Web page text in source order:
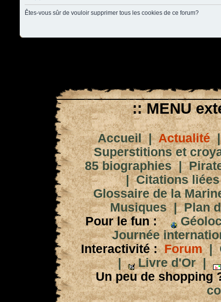
Êtes-vous sûr de vouloir supprimer tous les cookies de ce forum?
:: MENU
Accueil|Actualité
Superstitions et
85 biographies|
|Citations
Glossaire de la
Musiques|Plan
Pour le fun :
Journée
Interactivité : Forum|
|
Livre d'Or|
Un peu de shopping